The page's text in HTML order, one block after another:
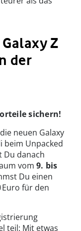
Z
der
sichern!
neuen Galaxy
beim Unpacked
Du danach
vom 9. bis
Du einen
für den
teil: Mit etwas